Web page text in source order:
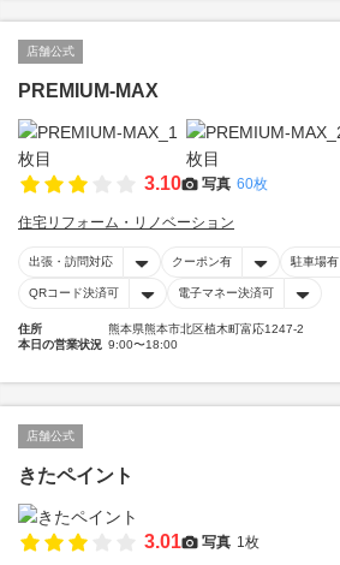
店舗公式
PREMIUM-MAX
3.10 写真 60枚
住宅リフォーム・リノベーション
出張・訪問対応 クーポン有 駐車場有
QRコード決済可 電子マネー決済可
住所
熊本県熊本市北区植木町富応1247-2
本日の営業状況 9:00〜18:00
店舗公式
きたペイント
3.01 写真 1枚